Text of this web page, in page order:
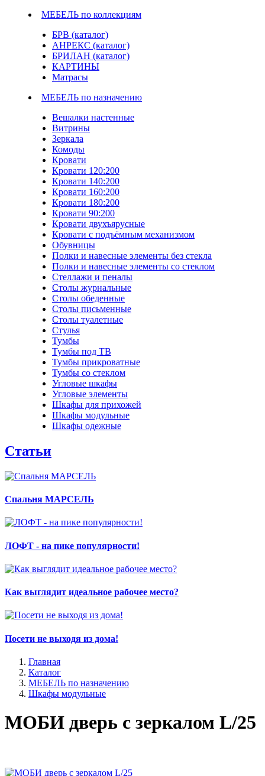
МЕБЕЛЬ по коллекциям
БРВ (каталог)
АНРЕКС (каталог)
БРИЛАН (каталог)
КАРТИНЫ
Матрасы
МЕБЕЛЬ по назначению
Вешалки настенные
Витрины
Зеркала
Комоды
Кровати
Кровати 120:200
Кровати 140:200
Кровати 160:200
Кровати 180:200
Кровати 90:200
Кровати двухъярусные
Кровати с подъёмным механизмом
Обувницы
Полки и навесные элементы без стекла
Полки и навесные элементы со стеклом
Стеллажи и пеналы
Столы журнальные
Столы обеденные
Столы письменные
Столы туалетные
Стулья
Тумбы
Тумбы под ТВ
Тумбы прикроватные
Тумбы со стеклом
Угловые шкафы
Угловые элементы
Шкафы для прихожей
Шкафы модульные
Шкафы одежные
Статьи
Спальня МАРСЕЛЬ
ЛОФТ - на пике популярности!
Как выглядит идеальное рабочее место?
Посети не выходя из дома!
Главная
Каталог
МЕБЕЛЬ по назначению
Шкафы модульные
МОБИ дверь с зеркалом L/25